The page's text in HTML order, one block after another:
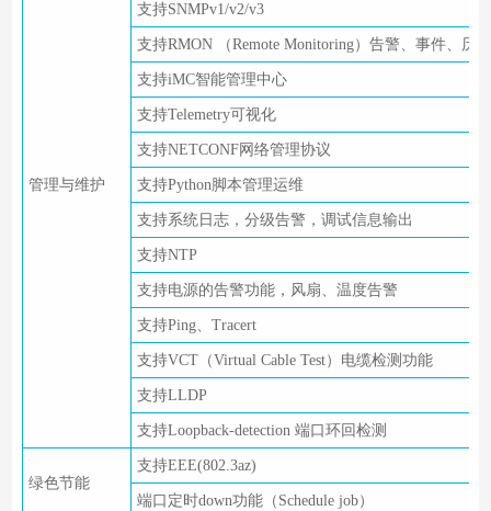
管理与维护
支持SNMPv1/v2/v3
支持RMON （Remote Monitoring）告警、事件、历
支持iMC智能管理中心
支持Telemetry可视化
支持NETCONF网络管理协议
支持Python脚本管理运维
支持系统日志，分级告警，调试信息输出
支持NTP
支持电源的告警功能，风扇、温度告警
支持Ping、Tracert
支持VCT（Virtual Cable Test）电缆检测功能
支持LLDP
支持Loopback-detection 端口环回检测
绿色节能
支持EEE(802.3az)
端口定时down功能（Schedule job）